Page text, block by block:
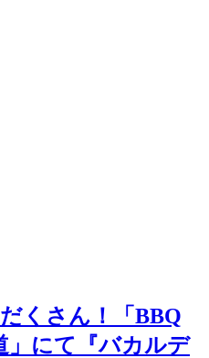
くさん！「BBQ
」にて『バカルデ